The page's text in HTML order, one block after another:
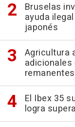
Bruselas
ayuda
japonés
Agricultura
adicionales
El Ibex 35
logra